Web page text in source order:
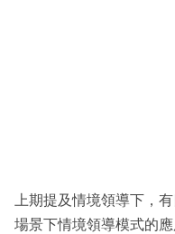
區
上期提及情境領導下，
場景下情境領導模式的應